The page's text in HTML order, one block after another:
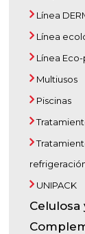
Línea
Línea
Línea
Multiusos
Piscinas
UNIPACK
Celulosa